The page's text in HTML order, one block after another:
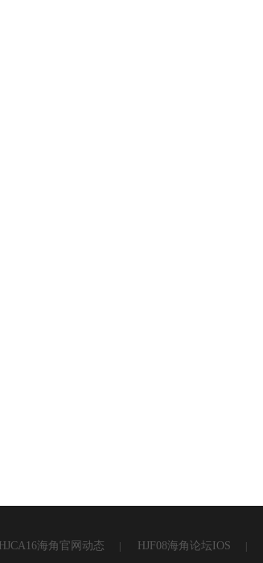
HJCA16海角官网动态 HJF08海角论坛IOS